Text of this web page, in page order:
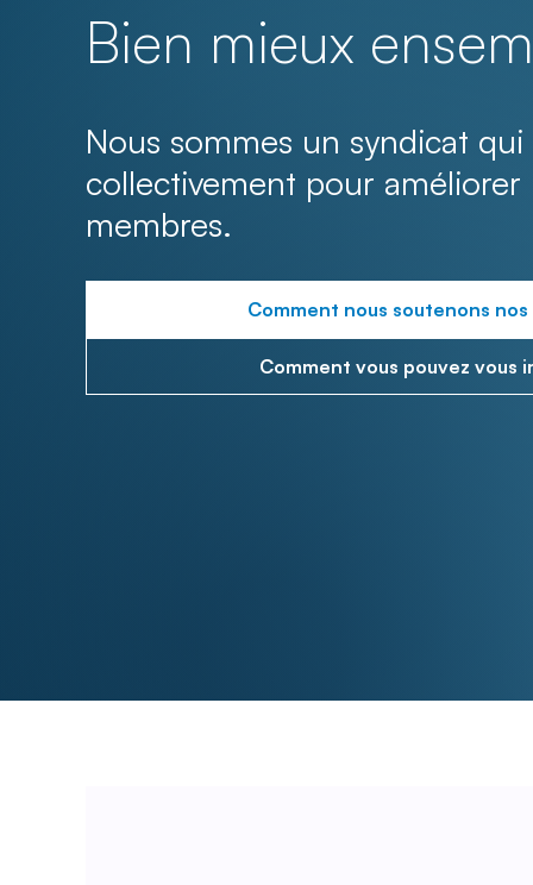
Bien mieux
Nous sommes un syndicat
collectivement pour améliorer
membres.
Comment nous soutenons
Comment vous pouvez vous